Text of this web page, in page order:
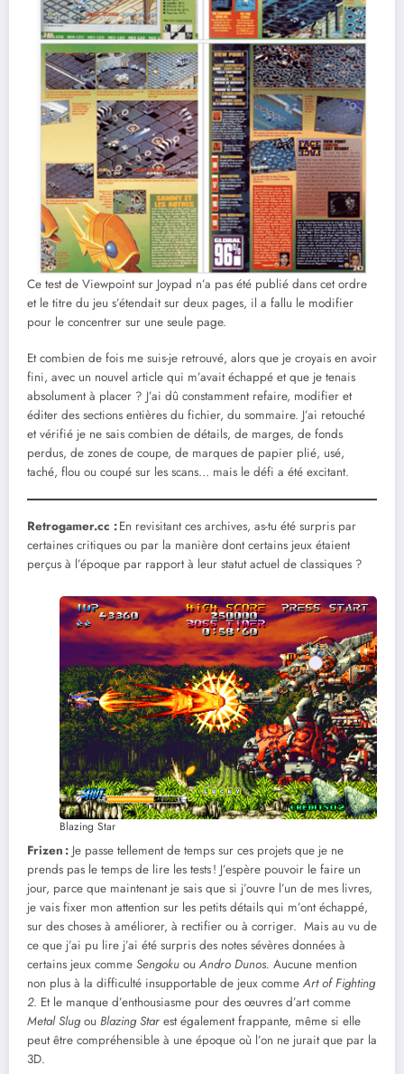
Ce test de Viewpoint sur Joypad n’a pas été publié dans cet ordre
et le titre du jeu s’étendait sur deux pages, il a fallu le modifier
pour le concentrer sur une seule page.
Et combien de fois me suis-je retrouvé, alors que je croyais en avoir
fini, avec un nouvel article qui m’avait échappé et que je tenais
absolument à placer ? J’ai dû constamment refaire, modifier et
éditer des sections entières du fichier, du sommaire. J’ai retouché
et vérifié je ne sais combien de détails, de marges, de fonds
perdus, de zones de coupe, de marques de papier plié, usé,
taché, flou ou coupé sur les scans… mais le défi a été excitant.
Retrogamer.cc :En revisitant ces archives, as-tu été surpris par
certaines critiques ou par la manière dont certains jeux étaient
perçus à l’époque par rapport à leur statut actuel de classiques ?
Blazing Star
Frizen : Je passe tellement de temps sur ces projets que je ne
prends pas le temps de lire les tests ! J’espère pouvoir le faire un
jour, parce que maintenant je sais que si j’ouvre l’un de mes livres,
je vais fixer mon attention sur les petits détails qui m’ont échappé,
sur des choses à améliorer, à rectifier ou à corriger. Mais au vu de
ce que j’ai pu lire j’ai été surpris des notes sévères données à
certains jeux comme Sengoku ou Andro Dunos. Aucune mention
non plus à la difficulté insupportable de jeux comme Art of Fighting
2. Et le manque d’enthousiasme pour des œuvres d’art comme
Metal Slugou Blazing Star est également frappante, même si elle
peut être compréhensible à une époque où l’on ne jurait que par la
3D.